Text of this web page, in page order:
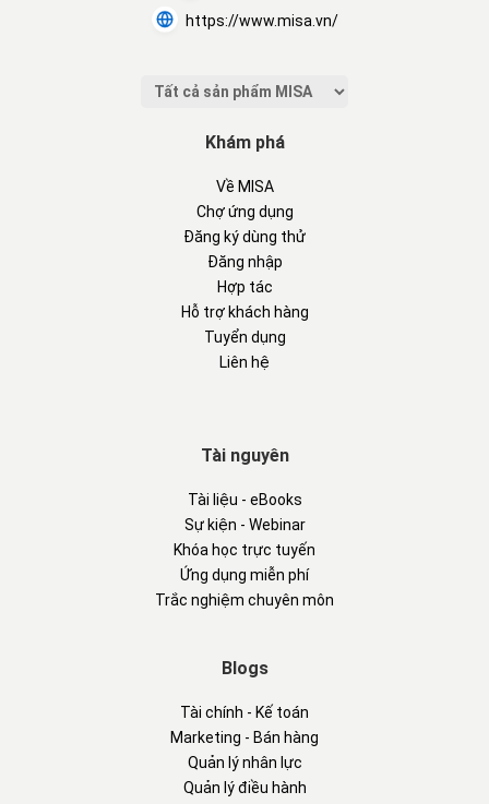
https://www.misa.vn/
Khám phá
Về MISA
Chợ ứng dụng
Đăng ký dùng thử
Đăng nhập
Hợp tác
Hỗ trợ khách hàng
Tuyển dụng
Liên hệ
Tài nguyên
Tài liệu - eBooks
Sự kiện - Webinar
Khóa học trực tuyến
Ứng dụng miễn phí
Trắc nghiệm chuyên môn
Blogs
Tài chính - Kế toán
Marketing - Bán hàng
Quản lý nhân lực
Quản lý điều hành